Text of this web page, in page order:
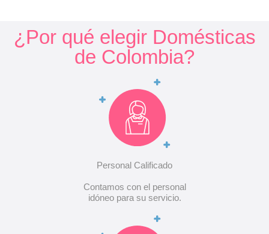
¿Por qué elegir Domésticas
de Colombia?
Personal Calificado
Contamos con el personal
idóneo para su servicio.